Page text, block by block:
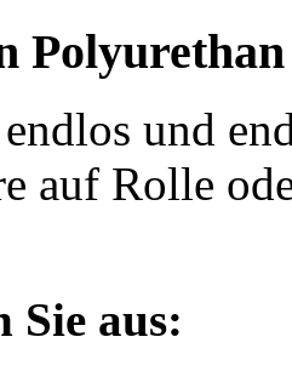
Polyurethan
und
auf Rolle
Sie aus: